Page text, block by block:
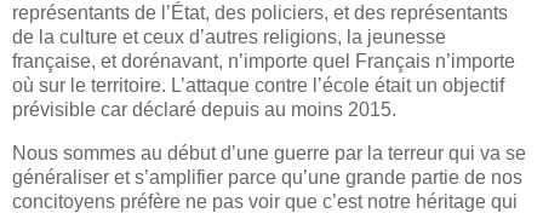
représentants de l’État, des policiers, et des représentants
de la culture et ceux d’autres religions, la jeunesse
française, et dorénavant, n’importe quel Français n’importe
où sur le territoire. L’attaque contre l’école était un objectif
prévisible car déclaré depuis au moins 2015.
Nous sommes au début d’une guerre par la terreur qui va se
généraliser et s’amplifier parce qu’une grande partie de nos
concitoyens préfère ne pas voir que c’est notre héritage qui